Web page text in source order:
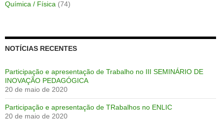
Química / Física (74)
NOTÍCIAS RECENTES
Participação e apresentação de Trabalho no III SEMINÁRIO DE
INOVAÇÃO PEDAGÓGICA
20 de maio de 2020
Participação e apresentação de TRabalhos no ENLIC
20 de maio de 2020